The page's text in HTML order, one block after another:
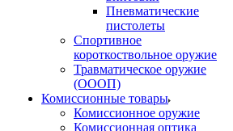
Пневматические
пистолеты
Спортивное
короткоствольное оружие
Травматическое оружие
(ОООП)
Комиссионные товары
Комиссионное оружие
Комиссионная оптика